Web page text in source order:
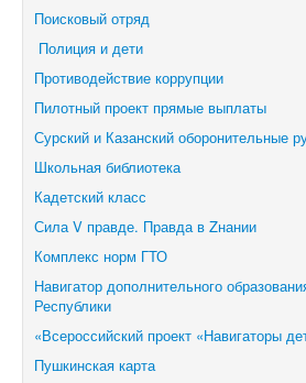
Поисковый отряд
Полиция и дети
Противодействие коррупции
Пилотный проект прямые выплаты
Сурский и Казанский оборонительные
Школьная библиотека
Кадетский класс
Сила V правде. Правда в Zнании
Комплекс норм ГТО
Навигатор дополнительного
Республики
«Всероссийский проект «Навигаторы
Пушкинская карта